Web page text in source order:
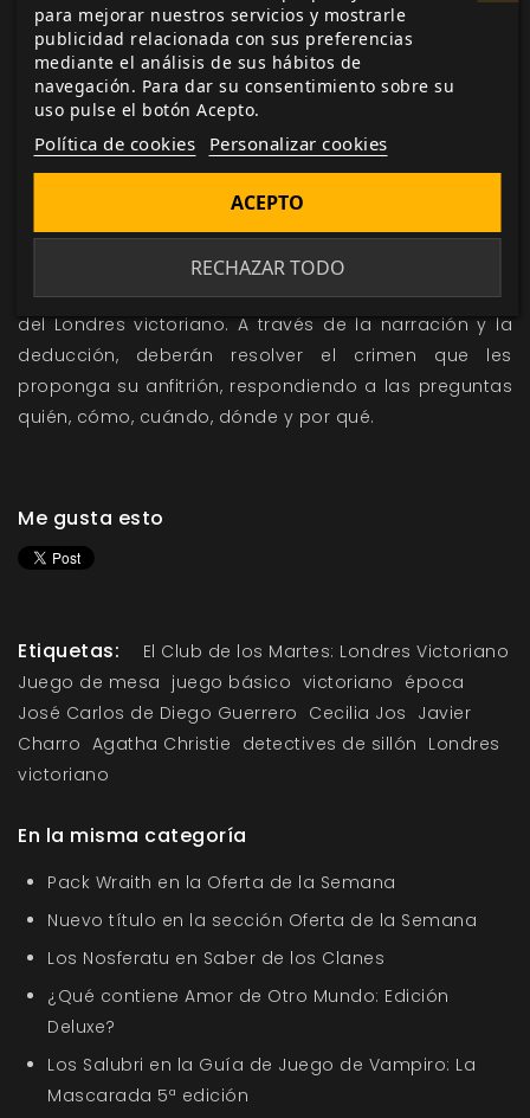
construir (pagando de su propio bolsillo) un pedestal
conmemorativo en la isla Bedloe, para recordar por
siempre el suceso. No ha trascendido la cifra exacta,
pero en total fueron miles los dólares que se
recaudaron y ningún esfuerzo se escatimó para la
resolver la cuestión lo antes posible.
El Club de los Martes es un juego narrativo en el que
de tres a seis jugadores asumen el papel de
«detectives de sillón» y uno el de anfitrión en la época
del Londres victoriano. A través de la narración y la
deducción, deberán resolver el crimen que les
proponga su anfitrión, respondiendo a las preguntas
quién, cómo, cuándo, dónde y por qué.
Me gusta esto
Etiquetas:
El Club de los Martes: Londres Victoriano
Juego de mesa juego básico victoriano época
José Carlos de Diego Guerrero Cecilia Jos Javier
Charro Agatha Christie detectives de sillón Londres
victoriano
En la misma categoría
Pack Wraith en la Oferta de la Semana
Nuevo título en la sección Oferta de la Semana
Los Nosferatu en Saber de los Clanes
¿Qué contiene Amor de Otro Mundo: Edición
Deluxe?
Los Salubri en la Guía de Juego de Vampiro: La
Mascarada 5ª edición
para mejorar nuestros servicios y mostrarle
publicidad relacionada con sus preferencias
mediante el análisis de sus hábitos de
navegación. Para dar su consentimiento sobre su
uso pulse el botón Acepto.
Política de cookies Personalizar cookies
RECHAZAR TODO
ACEPTO